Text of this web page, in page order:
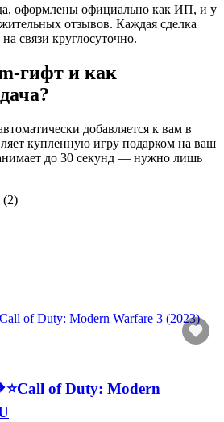
оформлены официально как ИП, и у
отзывов. Каждая сделка
связи круглосуточно.
гифт и как
добавляется к вам в
купленную игру подарком на ваш
до 30 секунд — нужно лишь
(2)
of Duty: Modern